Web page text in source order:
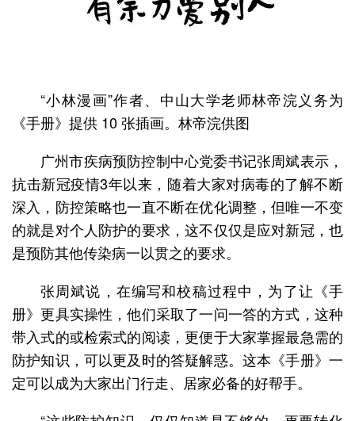
“小林漫画”作者、中山大学老师林帝浣义务为
《手册》提供 10 张插画。林帝浣供图
广州市疾病预防控制中心党委书记张周斌表示，
抗击新冠疫情3年以来，随着大家对病毒的了解不断
深入，防控策略也一直不断在优化调整，但唯一不变
的就是对个人防护的要求，这不仅仅是应对新冠，也
是预防其他传染病一以贯之的要求。
张周斌说，在编写和校稿过程中，为了让《手
册》更具实操性，他们采取了一问一答的方式，这种
带入式的或检索式的阅读，更便于大家掌握最急需的
防护知识，可以更及时的答疑解惑。这本《手册》一
定可以成为大家出门行走、居家必备的好帮手。